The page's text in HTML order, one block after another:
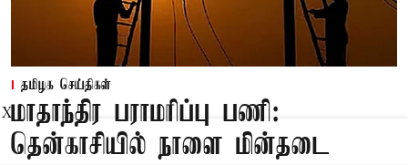
தமிழக செய்திகள்
மாதாந்திர பராமரிப்பு பணி:
தென்காசியில் நாளை மின்தடை
X